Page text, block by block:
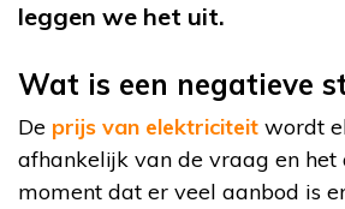
leggen we het uit.
Wat is een negatieve
De prijs van elektriciteit wordt
afhankelijk van de vraag en het
moment dat er veel aanbod is